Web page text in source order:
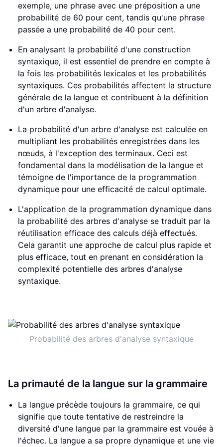
exemple, une phrase avec une préposition a une
probabilité de 60 pour cent, tandis qu'une phrase
passée a une probabilité de 40 pour cent.
En analysant la probabilité d'une construction
syntaxique, il est essentiel de prendre en compte à
la fois les probabilités lexicales et les probabilités
syntaxiques. Ces probabilités affectent la structure
générale de la langue et contribuent à la définition
d'un arbre d'analyse.
La probabilité d'un arbre d'analyse est calculée en
multipliant les probabilités enregistrées dans les
nœuds, à l'exception des terminaux. Ceci est
fondamental dans la modélisation de la langue et
témoigne de l'importance de la programmation
dynamique pour une efficacité de calcul optimale.
L'application de la programmation dynamique dans
la probabilité des arbres d'analyse se traduit par la
réutilisation efficace des calculs déjà effectués.
Cela garantit une approche de calcul plus rapide et
plus efficace, tout en prenant en considération la
complexité potentielle des arbres d'analyse
syntaxique.
Probabilité des arbres d'analyse syntaxique
La primauté de la langue sur la grammaire
La langue précède toujours la grammaire, ce qui
signifie que toute tentative de restreindre la
diversité d'une langue par la grammaire est vouée à
l'échec. La langue a sa propre dynamique et une vie